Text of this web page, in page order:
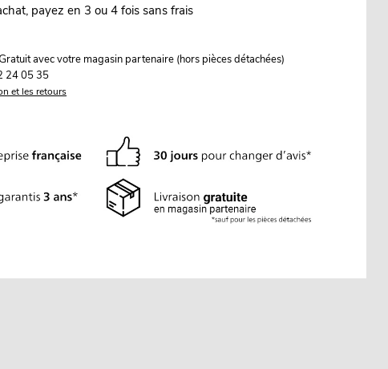
payez en 3 ou 4 fois sans frais
ratuit avec votre magasin partenaire (hors pièces détachées)
24 05 35
et les retours